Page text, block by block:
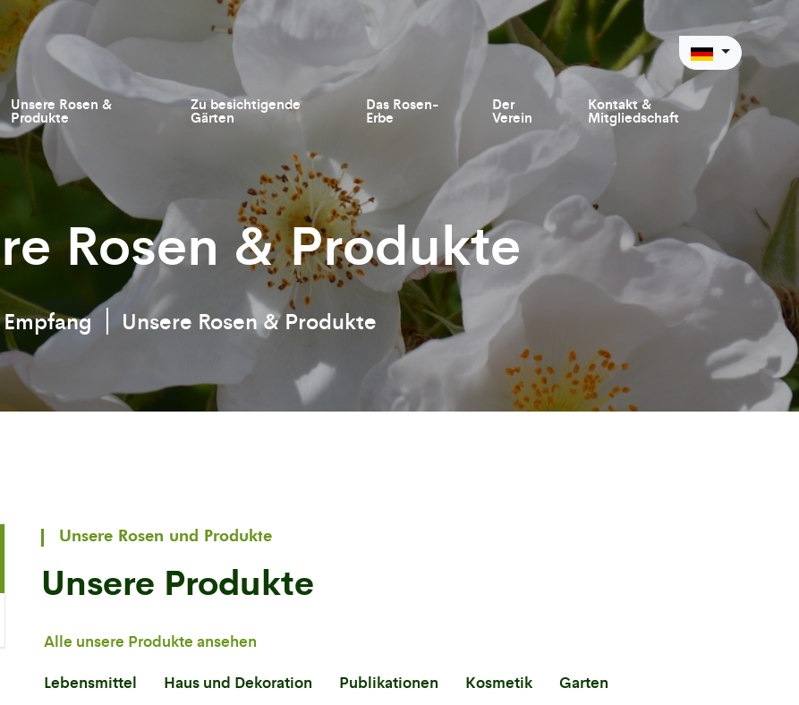
Unsere Rosen &
Produkte
Zu besichtigende
Gärten
Das Rosen-
Erbe
Der
Verein
Kontakt &
Mitgliedschaft
Rosen & Produkte
Empfang Unsere Rosen & Produkte
Unsere Rosen und Produkte
Unsere Produkte
Alle unsere Produkte ansehen
Lebensmittel
Haus und Dekoration Publikationen Kosmetik Garten